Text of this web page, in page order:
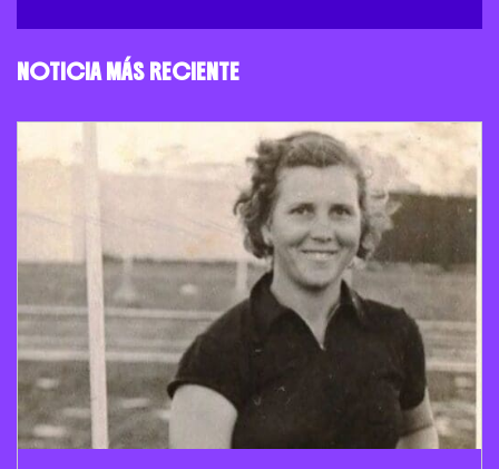
NOTICIA MÁS RECIENTE